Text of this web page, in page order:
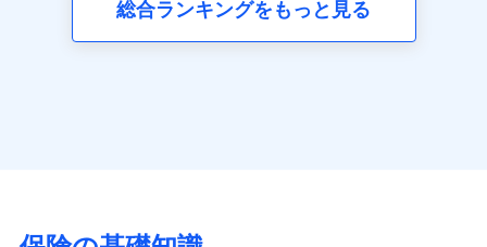
アクサ生命保険株式会社
（https://www.axa.co.jp/）
第一ネオ生命保険株式会社
総合ランキングをもっと見る